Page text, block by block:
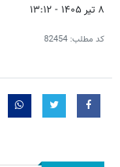
۸ تیر ۱۴۰۵ - ۱۳:۱۲
کد مطلب: 82454